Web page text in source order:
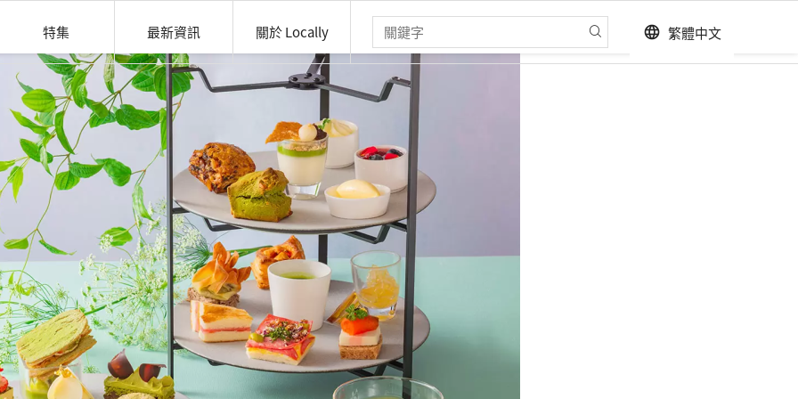
特集 最新資訊 關於 Locally language 繁體中文